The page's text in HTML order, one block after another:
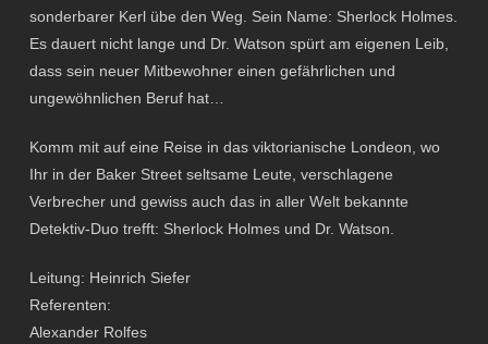
sonderbarer Kerl übe den Weg. Sein Name: Sherlock Holmes.
Es dauert nicht lange und Dr. Watson spürt am eigenen Leib,
dass sein neuer Mitbewohner einen gefährlichen und
ungewöhnlichen Beruf hat…
Komm mit auf eine Reise in das viktorianische Londeon, wo
Ihr in der Baker Street seltsame Leute, verschlagene
Verbrecher und gewiss auch das in aller Welt bekannte
Detektiv-Duo trefft: Sherlock Holmes und Dr. Watson.
Leitung: Heinrich Siefer
Referenten:
Alexander Rolfes